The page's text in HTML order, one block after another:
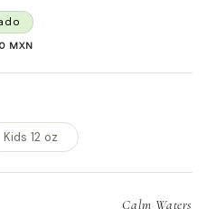
MXN
Kids 12 oz
Calm Waters